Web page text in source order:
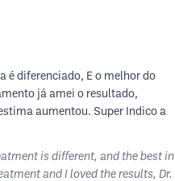
é diferenciado, E o melhor do
já amei o resultado,
aumentou. Super Indico a
is different, and the best in
and I loved the results, Dr.